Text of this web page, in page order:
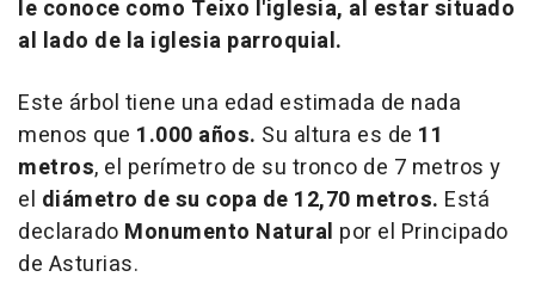
le conoce como Teixo l'iglesia, al estar situado
al lado de la iglesia parroquial.
Este árbol tiene una edad estimada de nada
menos que 1.000 años. Su altura es de 11
metros, el perímetro de su tronco de 7 metros y
el diámetro de su copa de 12,70 metros. Está
declarado Monumento Natural por el Principado
de Asturias.